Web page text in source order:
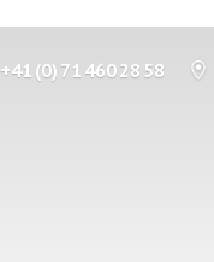
+41 (0) 71 460 28 58